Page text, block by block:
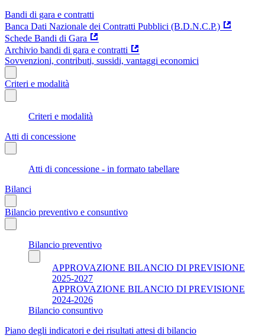
Bandi di gara e contratti
Banca Dati Nazionale dei Contratti Pubblici (B.D.N.C.P.)
Schede Bandi di Gara
Archivio bandi di gara e contratti
Sovvenzioni, contributi, sussidi, vantaggi economici
Criteri e modalità
Criteri e modalità
Atti di concessione
Atti di concessione - in formato tabellare
Bilanci
Bilancio preventivo e consuntivo
Bilancio preventivo
APPROVAZIONE BILANCIO DI PREVISIONE
2025-2027
APPROVAZIONE BILANCIO DI PREVISIONE
2024-2026
Bilancio consuntivo
Piano degli indicatori e dei risultati attesi di bilancio